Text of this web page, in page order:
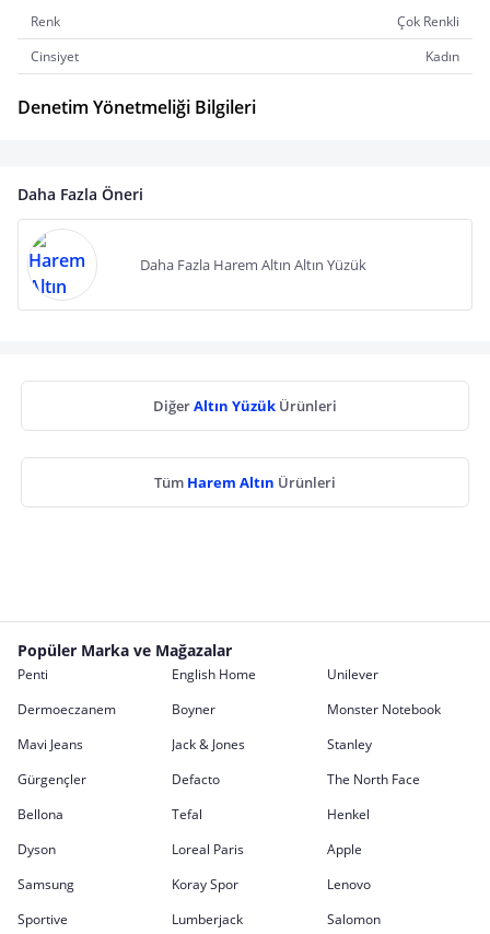
Renk
Çok Renkli
Cinsiyet
Kadın
Denetim Yönetmeliği Bilgileri
Daha Fazla Öneri
Daha Fazla Harem Altın Altın Yüzük
DiğerAltın Yüzük Ürünleri
Tüm Harem Altın Ürünleri
Popüler Marka ve Mağazalar
Penti English Home
Unilever
Dermoeczanem
Boyner
Monster Notebook
Mavi Jeans
Jack & Jones
Stanley
Gürgençler
Defacto
The North Face
Bellona
Tefal
Henkel
Dyson
Loreal Paris
Apple
Samsung
Koray Spor
Lenovo
Sportive
Lumberjack Salomon